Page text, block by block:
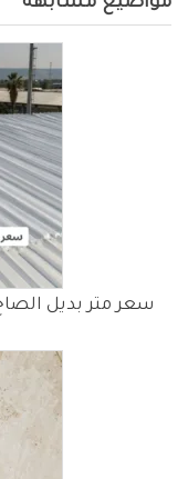
مواضيع مشابهة